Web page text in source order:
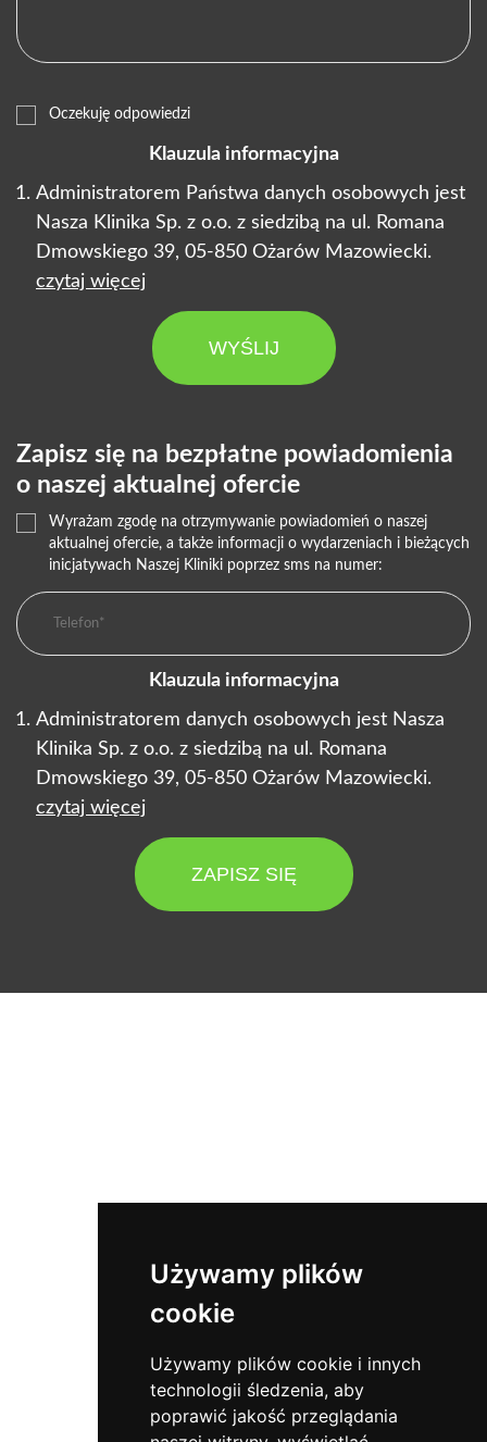
Używamy plików
cookie
Używamy plików cookie i innych
technologii śledzenia, aby
poprawić jakość przeglądania
Oczekuję odpowiedzi
Klauzula informacyjna
Administratorem Państwa danych osobowych jest
Nasza Klinika Sp. z o.o. z siedzibą na ul. Romana
Dmowskiego 39, 05-850 Ożarów Mazowiecki.
czytaj więcej
WYŚLIJ
Zapisz się na bezpłatne powiadomienia
o naszej aktualnej ofercie
Wyrażam zgodę na otrzymywanie powiadomień o naszej
aktualnej ofercie, a także informacji o wydarzeniach i bieżących
inicjatywach Naszej Kliniki poprzez sms na numer:
Klauzula informacyjna
Administratorem danych osobowych jest Nasza
Klinika Sp. z o.o. z siedzibą na ul. Romana
Dmowskiego 39, 05-850 Ożarów Mazowiecki.
czytaj więcej
ZAPISZ SIĘ